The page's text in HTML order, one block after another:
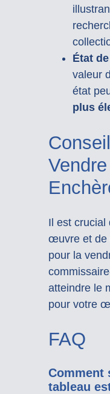
État
valeur
état
plus
Il est crucial
œuvre et de
pour la
atteindre le
pour votre
FAQ
Comment
tableau